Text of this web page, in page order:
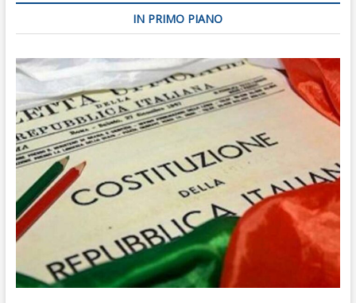
IN PRIMO PIANO